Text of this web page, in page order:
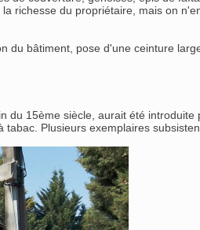
richesse du propriétaire, mais on
du bâtiment, pose d'une ceinture
du 15ème siècle, aurait été introduite
Plusieurs exemplaires